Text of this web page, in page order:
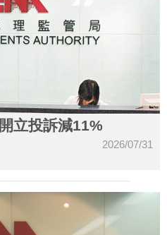
立投訴減11%
2026/07/31